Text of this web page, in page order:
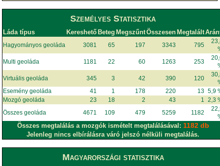
Személyes Statisztika
Láda típus KereshetőBeteg MegszűntÖsszesenMegtalált
Hagyományos geoláda 3081 65 197 3343 795
Multi geoláda
1181 22 60 1263 253
Virtuális geoláda
345 3 42 390 120
Esemény geoláda
41 1 178 220 13 5,9
Mozgó geoláda
23 18 2 43 1
2,3
Összes geoláda
4671 109 479 5259 1182
Összes megtalálás a mozgók ismételt megtalálásával: 1182 db
Jelenleg nincs elbírálásra váró jelszó nélküli megtalálás.
Magyarországi statisztika